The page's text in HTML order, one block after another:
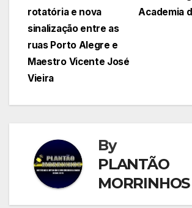
de
Post
Academia
rotatória e nova
sinalização entre as
ruas Porto Alegre e
Maestro Vicente José
Vieira
By
PLANTÃO
MORRINHOS